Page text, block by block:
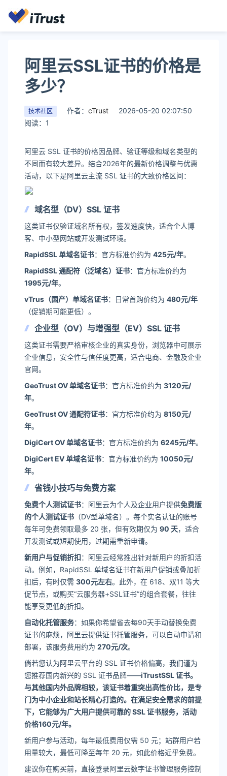
阿里云SSL证书的价格是
多少？
技术社区 作者： cTrust
2026-05-20 02:07:50
阅读：1
阿里云 SSL 证书的价格因品牌、验证等级和域名类型的
不同而有较大差异。结合2026年的最新价格调整与优惠
活动，以下是阿里云主流 SSL 证书的大致价格区间：
域名型（DV）SSL 证书
这类证书仅验证域名所有权，签发速度快，适合个人博
客、中小型网站或开发测试环境。
RapidSSL 单域名证书：官方标准价约为 425元/年。
RapidSSL 通配符（泛域名）证书：官方标准价约为
1995元/年。
vTrus（国产）单域名证书：日常首购价约为 480元/年
（促销期可能更低）。
企业型（OV）与增强型（EV）SSL 证书
这类证书需要严格审核企业的真实身份，浏览器中可展示
企业信息，安全性与信任度更高，适合电商、金融及企业
官网。
GeoTrust OV 单域名证书：官方标准价约为 3120元/
年。
GeoTrust OV 通配符证书：官方标准价约为 8150元/
年。
DigiCert OV 单域名证书：官方标准价约为 6245元/年。
DigiCert EV 单域名证书：官方标准价约为 10050元/
年。
省钱小技巧与免费方案
免费个人测试证书：阿里云为个人及企业用户提供免费版
的个人测试证书 （DV型单域名）。每个实名认证的账号
每年可免费领取最多 20 张，但有效期仅为 90 天，适合
开发测试或短期使用，过期需重新申请。
新用户与促销折扣：阿里云经常推出针对新用户的折扣活
动。例如，RapidSSL 单域名证书在新用户促销或叠加折
扣后，有时仅需 300元左右。此外，在 618、双11 等大
促节点，或购买“云服务器+SSL证书”的组合套餐，往往
能享受更低的折扣。
自动化托管服务：如果你希望省去每90天手动替换免费
证书的麻烦，阿里云提供证书托管服务，可以自动申请和
部署，该服务费用约为 270元/次。
倘若您认为阿里云平台的 SSL 证书价格偏高，我们谨为
您推荐国内新兴的 SSL 证书品牌——iTrustSSL 证书。
与其他国内外品牌相较，该证书着重突出高性价比，是专
门为中小企业和站长精心打造的。在满足安全需求的前提
下，它能够为广大用户提供可靠的 SSL 证书服务，活动
价格160元/年。
新用户参与活动，每年最低费用仅需 50 元；站群用户若
用量较大，最低可降至每年 20 元，如此价格近乎免费。
建议你在购买前，直接登录阿里云数字证书管理服务控制